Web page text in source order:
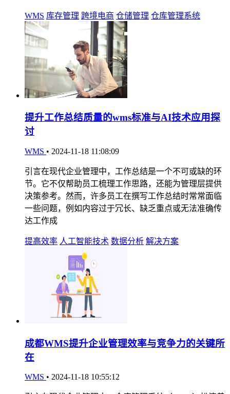
WMS 库存管理 跨境电商 仓储管理 仓库管理系统
提升工作总结质量的wms标准与AI技术应用探
讨
WMS • 2024-11-18 11:08:09
引言在现代企业管理中，工作总结是一个不可或缺的环
节。它不仅帮助员工梳理工作思路，还能为管理层提供
决策参考。然而，许多员工在撰写工作总结时常常面临
一些问题，例如内容过于冗长、缺乏重点或无法准确传
达工作成
提高效率 人工智能技术 数据分析 解决方案
成都WMS提升企业管理效率与竞争力的关键所
在
WMS • 2024-11-18 10:55:12